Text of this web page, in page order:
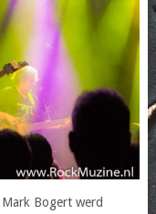
Bogert werd